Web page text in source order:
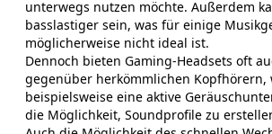
unterwegs nutzen möchte. Außerdem
basslastiger sein, was für einige
möglicherweise nicht ideal ist.
Dennoch bieten Gaming-Headsets oft
gegenüber herkömmlichen Kopfhörern,
beispielsweise eine aktive
die Möglichkeit, Soundprofile zu